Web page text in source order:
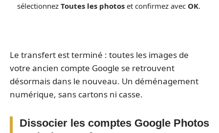
sélectionnez Toutes les photos et confirmez avec OK.
Le transfert est terminé : toutes les images de
votre ancien compte Google se retrouvent
désormais dans le nouveau. Un déménagement
numérique, sans cartons ni casse.
Dissocier les comptes Google Photos